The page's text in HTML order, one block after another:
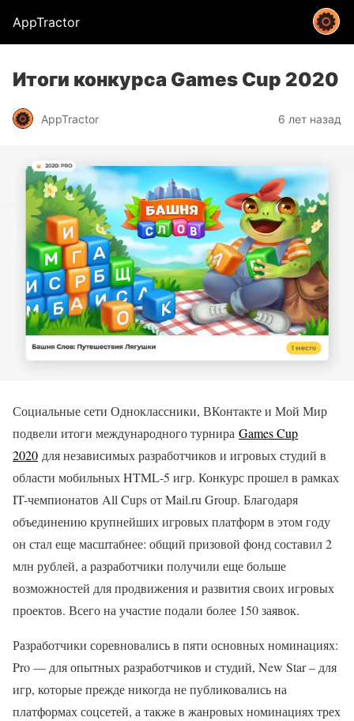
AppTractor
Итоги конкурса Games Cup 2020
AppTractor 6 лет назад
Социальные сети Одноклассники, ВКонтакте и Мой Мир
подвели итоги международного турнира Games Cup
2020 для независимых разработчиков и игровых студий в
области мобильных HTML-5 игр. Конкурс прошел в рамках
IT-чемпионатов All Cups от Mail.ru Group. Благодаря
объединению крупнейших игровых платформ в этом году
он стал еще масштабнее: общий призовой фонд составил 2
млн рублей, а разработчики получили еще больше
возможностей для продвижения и развития своих игровых
проектов. Всего на участие подали более 150 заявок.
Разработчики соревновались в пяти основных номинациях:
Pro — для опытных разработчиков и студий, New Star – для
игр, которые прежде никогда не публиковались на
платформах соцсетей, а также в жанровых номинациях трех